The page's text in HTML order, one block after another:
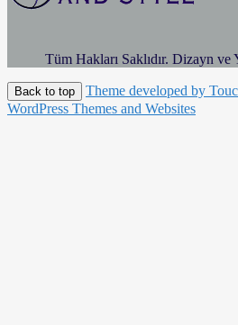
Tüm Hakları Saklıdır. Dizayn ve
Back to top
Theme developed by
WordPress Themes and Websites